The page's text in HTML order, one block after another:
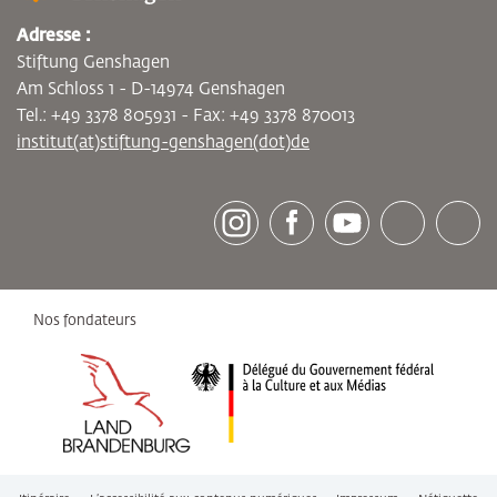
[socialLinksTitle]
Adresse :
Stiftung Genshagen
Am Schloss 1 - D-14974 Genshagen
Tel.: +49 3378 805931 - Fax: +49 3378 870013
institut(at)stiftung-genshagen(dot)de
Nos fondateurs